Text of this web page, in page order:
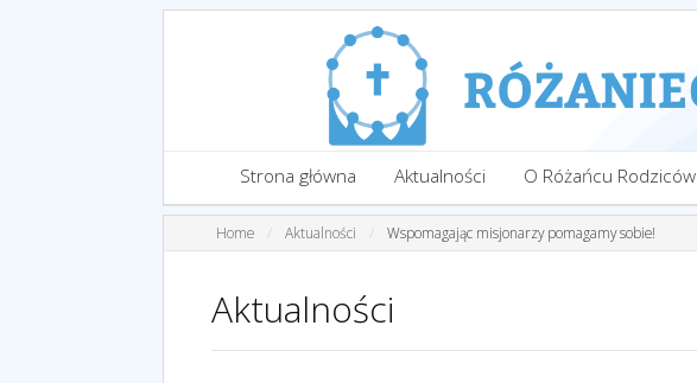
Strona główna Aktualności O Różańcu Rodziców
Home Aktualności Wspomagając misjonarzy pomagamy sobie!
Aktualności